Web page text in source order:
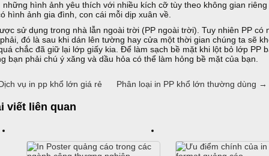
những hình ảnh yêu thích với nhiều kích cỡ tùy theo không gian
hình ảnh gia đình, con cái mỗi dịp xuân về.
sử dụng trong nhà lẫn ngoài trời (PP ngoài trời). Tuy nhiên PP
đó là sau khi dán lên tường hay cửa một thời gian chúng ta sẽ
chắc đã giữ lại lớp giấy kia. Để làm sạch bề mặt khi lột bỏ lớp PP
bạn phải chú ý xăng và dầu hỏa có thể làm hỏng bề mặt của bạn.
vụ in pp khổ lớn giá rẻ Phân loại in PP khổ lớn thường dùng →
viết liên quan